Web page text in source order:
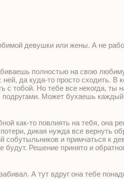
девушки или жены. А не
полностью на свою
да куда-то просто сходить. В
с тобой. Но тебе все некогда, ты
подругами. Может бухаешь
как-то повлиять на тебя, она
дикая нужда все вернуть
собутыльников и примчаться к
Решение принято и
А тут вдруг она тебе